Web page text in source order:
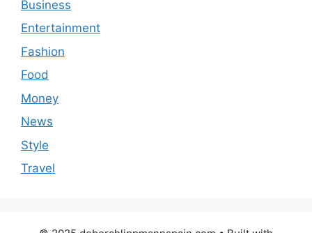
Business
Entertainment
Fashion
Food
Money
News
Style
Travel